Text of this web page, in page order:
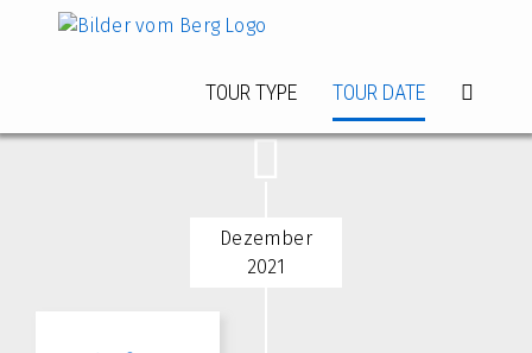
TOUR TYPE TOUR DATE
Dezember
2021